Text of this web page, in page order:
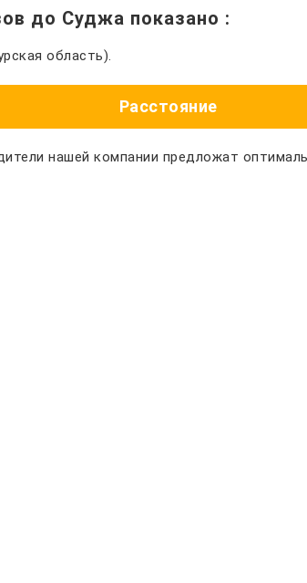
до Суджа показано :
область).
Расстояние
нашей компании предложат